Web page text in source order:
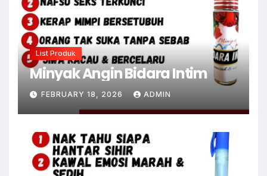
List Produk
Minyak Angin Bidara Intim
FEBRUARY 18, 2026 ADMIN